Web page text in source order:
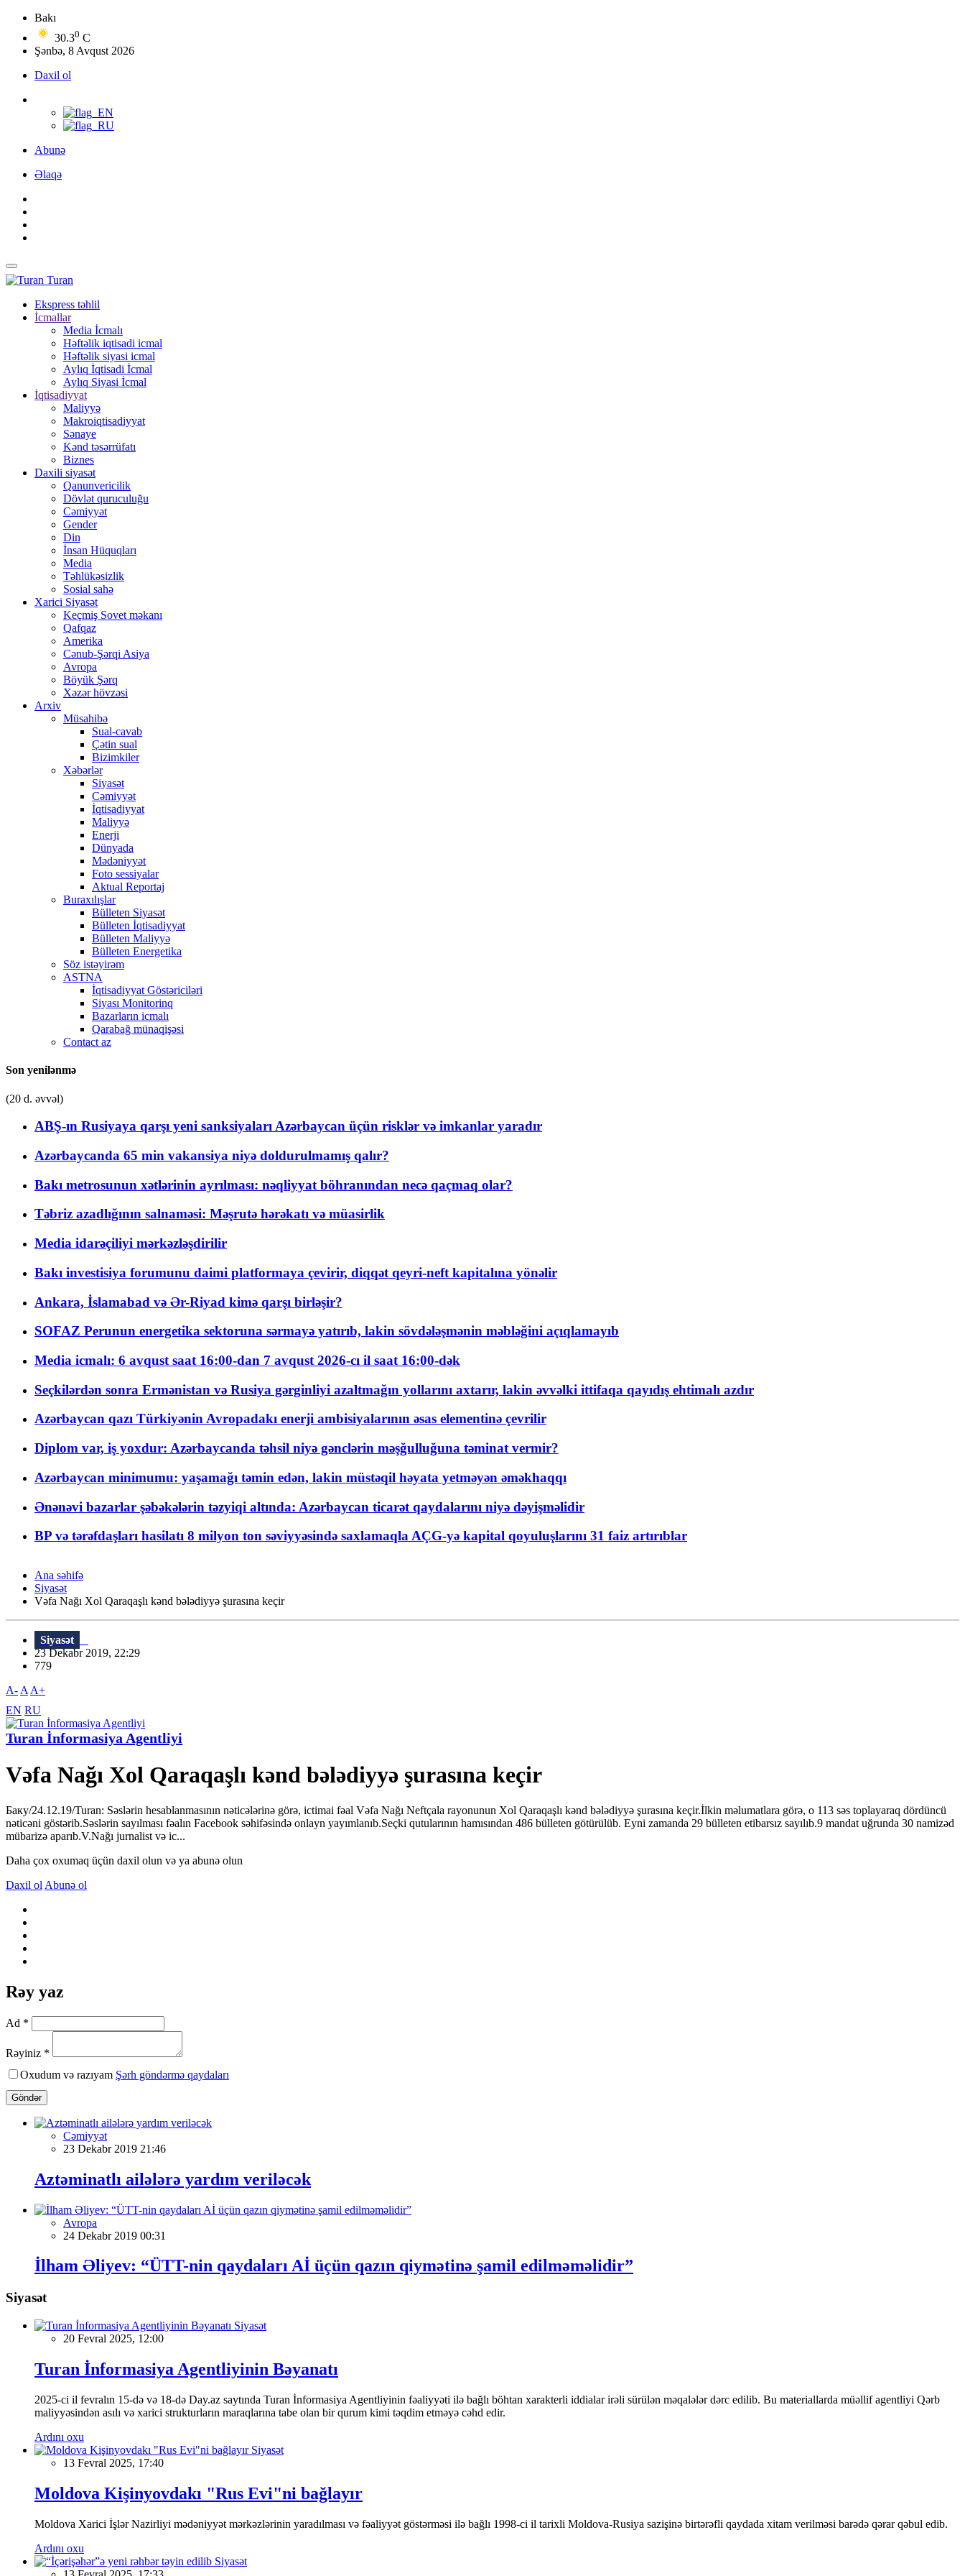
Bakı
30.30 C
Şənbə, 8 Avqust 2026
Daxil ol
Abunə
Əlaqə
Turan
Ekspress təhlil
İcmallar
Media İcmalı
Həftəlik iqtisadi icmal
Həftəlik siyasi icmal
Aylıq İqtisadi İcmal
Aylıq Siyasi İcmal
İqtisadiyyat
Maliyyə
Makroiqtisadiyyat
Sənaye
Kənd təsərrüfatı
Biznes
Daxili siyasət
Qanunvericilik
Dövlət quruculuğu
Cəmiyyət
Gender
Din
İnsan Hüquqları
Media
Təhlükəsizlik
Sosial sahə
Xarici Siyasət
Keçmiş Sovet məkanı
Qafqaz
Amerika
Cənub-Şərqi Asiya
Avropa
Böyük Şərq
Xəzər hövzəsi
Arxiv
Müsahibə
Sual-cavab
Çətin sual
Bizimkiler
Xəbərlər
Siyasət
Cəmiyyət
İqtisadiyyat
Maliyyə
Enerji
Dünyada
Mədəniyyət
Foto sessiyalar
Aktual Reportaj
Buraxılışlar
Bülleten Siyasət
Bülleten İqtisadiyyat
Bülleten Maliyyə
Bülleten Energetika
Söz istəyirəm
ASTNA
İqtisadiyyat Göstəriciləri
Siyası Monitorinq
Bazarların icmalı
Qarabağ münaqişəsi
Contact az
Son yenilənmə
(20 d. əvvəl)
ABŞ-ın Rusiyaya qarşı yeni sanksiyaları Azərbaycan üçün risklər və imkanlar yaradır
Azərbaycanda 65 min vakansiya niyə doldurulmamış qalır?
Bakı metrosunun xətlərinin ayrılması: nəqliyyat böhranından necə qaçmaq olar?
Təbriz azadlığının salnaməsi: Məşrutə hərəkatı və müasirlik
Media idarəçiliyi mərkəzləşdirilir
Bakı investisiya forumunu daimi platformaya çevirir, diqqət qeyri-neft kapitalına yönəlir
Ankara, İslamabad və Ər-Riyad kimə qarşı birləşir?
SOFAZ Perunun energetika sektoruna sərmayə yatırıb, lakin sövdələşmənin məbləğini açıqlamayıb
Media icmalı: 6 avqust saat 16:00-dan 7 avqust 2026-cı il saat 16:00-dək
Seçkilərdən sonra Ermənistan və Rusiya gərginliyi azaltmağın yollarını axtarır, lakin əvvəlki ittifaqa qayıdış ehtimalı azdır
Azərbaycan qazı Türkiyənin Avropadakı enerji ambisiyalarının əsas elementinə çevrilir
Diplom var, iş yoxdur: Azərbaycanda təhsil niyə gənclərin məşğulluğuna təminat vermir?
Azərbaycan minimumu: yaşamağı təmin edən, lakin müstəqil həyata yetməyən əməkhaqqı
Ənənəvi bazarlar şəbəkələrin təzyiqi altında: Azərbaycan ticarət qaydalarını niyə dəyişməlidir
BP və tərəfdaşları hasilatı 8 milyon ton səviyyəsində saxlamaqla AÇG-yə kapital qoyuluşlarını 31 faiz artırıblar
Ana səhifə
Siyasət
Vəfa Nağı Xol Qaraqaşlı kənd bələdiyyə şurasına keçir
Siyasət
23 Dekabr 2019, 22:29
779
A- A A+
EN RU
Turan İnformasiya Agentliyi
Vəfa Nağı Xol Qaraqaşlı kənd bələdiyyə şurasına keçir
Баку/24.12.19/Turan: Səslərin hesablanmasının nəticələrinə görə, ictimai fəal Vəfa Nağı Neftçala rayonunun Xol Qaraqaşlı kənd bələdiyyə şurasına keçir.İlkin məlumatlara görə, o 113 səs toplayaraq dördüncü
nəticəni göstərib.Səslərin sayılması fəalın Facebook səhifəsində onlayn yayımlanıb.Seçki qutularının hamısından 486 bülleten götürülüb. Eyni zamanda 29 bülleten etibarsız sayılıb.9 mandat uğrunda 30 namizəd
mübarizə aparıb.V.Nağı jurnalist və ic...
Daha çox oxumaq üçün daxil olun və ya abunə olun
Daxil ol Abunə ol
Rəy yaz
Ad *
Rəyiniz *
Oxudum və razıyam Şərh göndərmə qaydaları
Göndər
Cəmiyyət
23 Dekabr 2019 21:46
Aztəminatlı ailələrə yardım veriləcək
Avropa
24 Dekabr 2019 00:31
İlham Əliyev: “ÜTT-nin qaydaları Aİ üçün qazın qiymətinə şamil edilməməlidir”
Siyasət
Siyasət
20 Fevral 2025, 12:00
Turan İnformasiya Agentliyinin Bəyanatı
2025-ci il fevralın 15-də və 18-də Day.az saytında Turan İnformasiya Agentliyinin fəaliyyəti ilə bağlı böhtan xarakterli iddialar irəli sürülən məqalələr dərc edilib. Bu materiallarda müəllif agentliyi Qərb
maliyyəsindən asılı və xarici strukturların maraqlarına tabe olan bir qurum kimi təqdim etməyə cəhd edir.
Ardını oxu
Siyasət
13 Fevral 2025, 17:40
Moldova Kişinyovdakı "Rus Evi"ni bağlayır
Moldova Xarici İşlər Nazirliyi mədəniyyət mərkəzlərinin yaradılması və fəaliyyət göstərməsi ilə bağlı 1998-ci il tarixli Moldova-Rusiya sazişinə birtərəfli qaydada xitam verilməsi barədə qərar qəbul edib.
Ardını oxu
Siyasət